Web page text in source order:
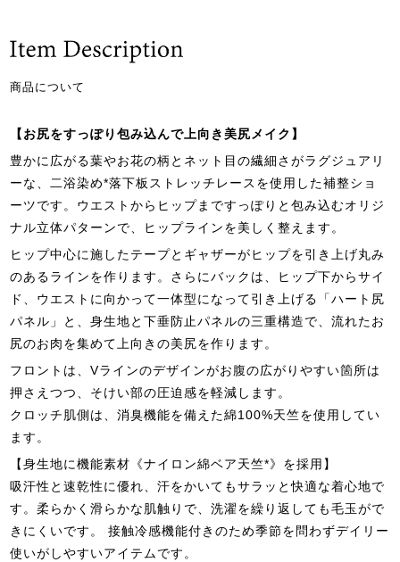
商品について
【お尻をすっぽり包み込んで上向き美尻メイク】
豊かに広がる葉やお花の柄とネット目の繊細さがラグジュアリ
ーな、二浴染め*落下板ストレッチレースを使用した補整ショ
ーツです。ウエストからヒップまですっぽりと包み込むオリジ
ナル立体パターンで、ヒップラインを美しく整えます。
ヒップ中心に施したテープとギャザーがヒップを引き上げ丸み
のあるラインを作ります。さらにバックは、ヒップ下からサイ
ド、ウエストに向かって一体型になって引き上げる「ハート尻
パネル」と、身生地と下垂防止パネルの三重構造で、流れたお
尻のお肉を集めて上向きの美尻を作ります。
フロントは、Vラインのデザインがお腹の広がりやすい箇所は
押さえつつ、そけい部の圧迫感を軽減します。
クロッチ肌側は、消臭機能を備えた綿100%天竺を使用してい
ます。
【身生地に機能素材《ナイロン綿ベア天竺*》を採用】
吸汗性と速乾性に優れ、汗をかいてもサラッと快適な着心地で
す。柔らかく滑らかな肌触りで、洗濯を繰り返しても毛玉がで
きにくいです。 接触冷感機能付きのため季節を問わずデイリー
使いがしやすいアイテムです。